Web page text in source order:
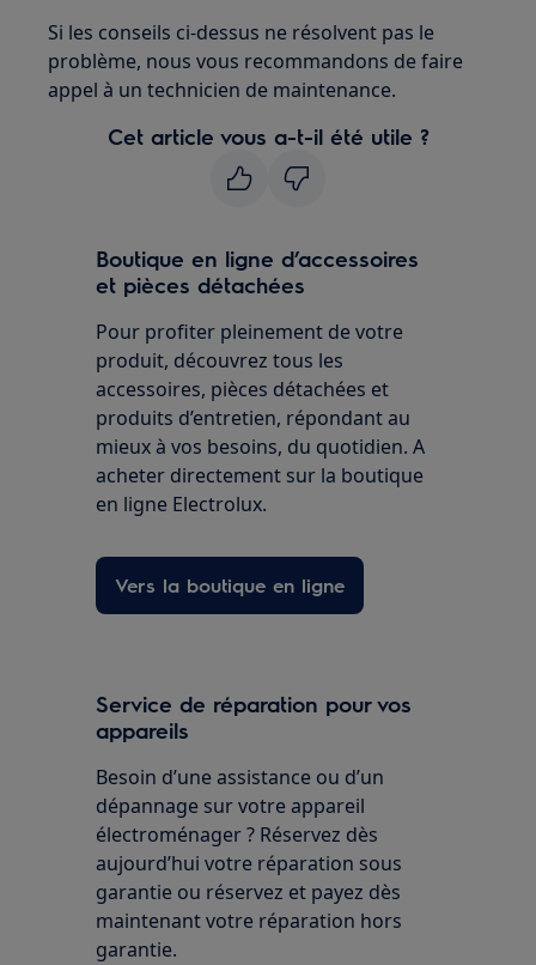
Si les conseils ci-dessus ne résolvent pas le
problème, nous vous recommandons de faire
appel à un technicien de maintenance.
Cet article vous a-t-il été utile ?
Boutique en ligne d’accessoires
et pièces détachées
Pour profiter pleinement de votre
produit, découvrez tous les
accessoires, pièces détachées et
produits d’entretien, répondant au
mieux à vos besoins, du quotidien. A
acheter directement sur la boutique
en ligne Electrolux.
Vers la boutique en ligne
Service de réparation pour vos
appareils
Besoin d’une assistance ou d’un
dépannage sur votre appareil
électroménager ? Réservez dès
aujourd’hui votre réparation sous
garantie ou réservez et payez dès
maintenant votre réparation hors
garantie.